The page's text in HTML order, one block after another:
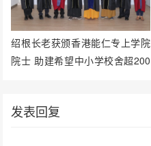
绍根长老获颁香港能仁专上学院
院士 助建希望中小学校舍超200
发表回复